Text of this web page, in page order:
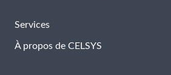
Services
À propos de CELSYS